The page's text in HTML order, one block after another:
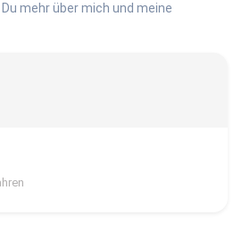
mehr über mich und meine